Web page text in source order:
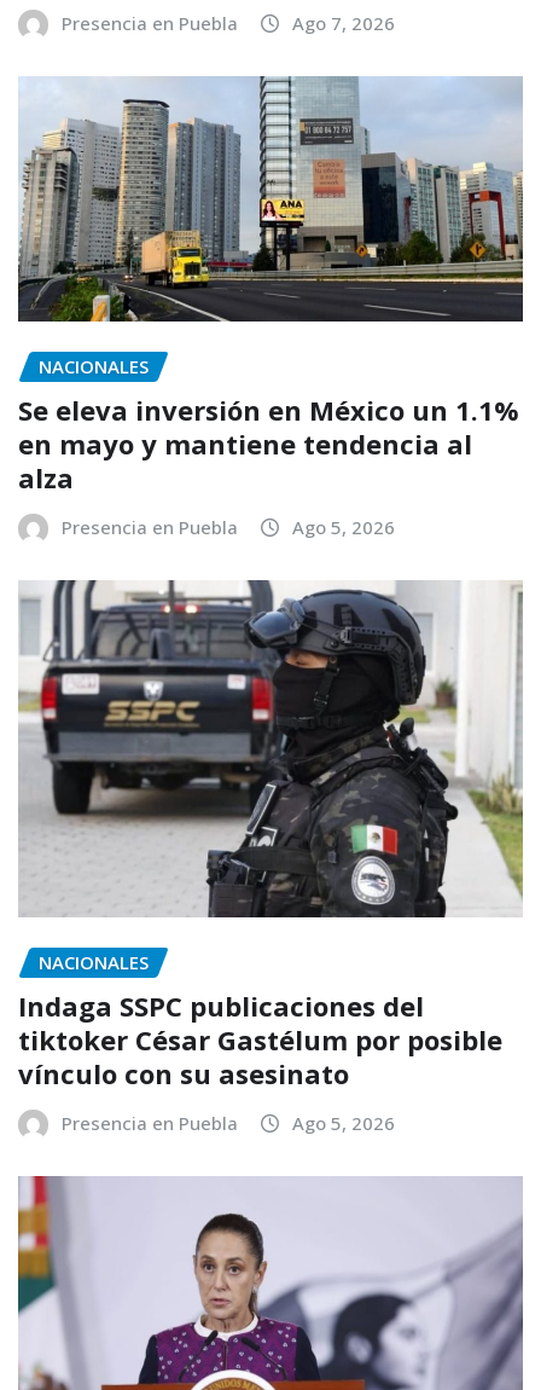
Presencia en Puebla Ago 7, 2026
NACIONALES
Se eleva inversión en México un 1.1%
en mayo y mantiene tendencia al
alza
Presencia en Puebla Ago 5, 2026
NACIONALES
Indaga SSPC publicaciones del
tiktoker César Gastélum por posible
vínculo con su asesinato
Presencia en Puebla Ago 5, 2026